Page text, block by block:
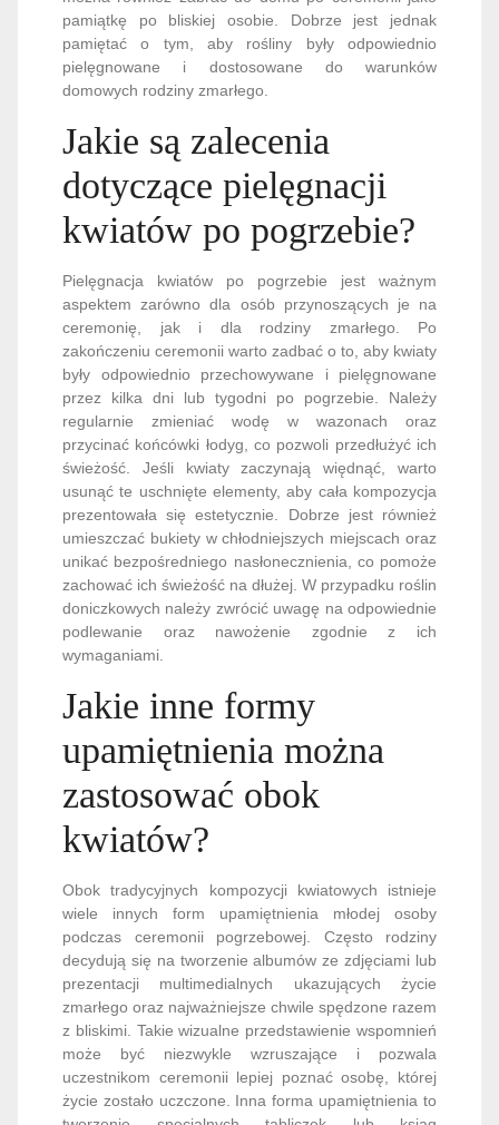
pamiątkę po bliskiej osobie. Dobrze jest jednak
pamiętać o tym, aby rośliny były odpowiednio
pielęgnowane i dostosowane do warunków
domowych rodziny zmarłego.
Jakie są zalecenia
dotyczące pielęgnacji
kwiatów po pogrzebie?
Pielęgnacja kwiatów po pogrzebie jest ważnym
aspektem zarówno dla osób przynoszących je na
ceremonię, jak i dla rodziny zmarłego. Po
zakończeniu ceremonii warto zadbać o to, aby kwiaty
były odpowiednio przechowywane i pielęgnowane
przez kilka dni lub tygodni po pogrzebie. Należy
regularnie zmieniać wodę w wazonach oraz
przycinać końcówki łodyg, co pozwoli przedłużyć ich
świeżość. Jeśli kwiaty zaczynają więdnąć, warto
usunąć te uschnięte elementy, aby cała kompozycja
prezentowała się estetycznie. Dobrze jest również
umieszczać bukiety w chłodniejszych miejscach oraz
unikać bezpośredniego nasłonecznienia, co pomoże
zachować ich świeżość na dłużej. W przypadku roślin
doniczkowych należy zwrócić uwagę na odpowiednie
podlewanie oraz nawożenie zgodnie z ich
wymaganiami.
Jakie inne formy
upamiętnienia można
zastosować obok
kwiatów?
Obok tradycyjnych kompozycji kwiatowych istnieje
wiele innych form upamiętnienia młodej osoby
podczas ceremonii pogrzebowej. Często rodziny
decydują się na tworzenie albumów ze zdjęciami lub
prezentacji multimedialnych ukazujących życie
zmarłego oraz najważniejsze chwile spędzone razem
z bliskimi. Takie wizualne przedstawienie wspomnień
może być niezwykle wzruszające i pozwala
uczestnikom ceremonii lepiej poznać osobę, której
życie zostało uczczone. Inna forma upamiętnienia to